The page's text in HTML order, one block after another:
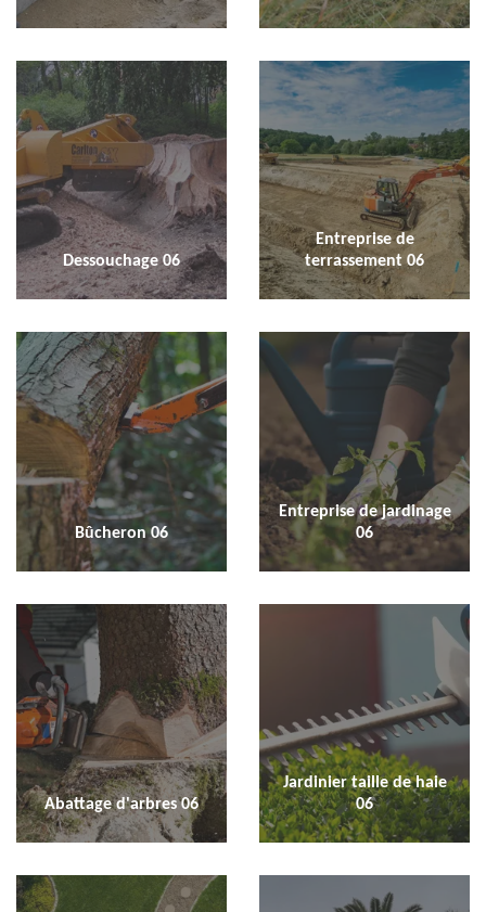
Dessouchage 06
Entreprise de
terrassement 06
Bûcheron 06
Entreprise de jardinage
06
Abattage d'arbres 06
Jardinier taille de haie
06